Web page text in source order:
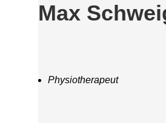
Max
Physiotherapeut